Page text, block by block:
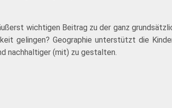
wichtigen Beitrag zu der ganz
gelingen? Geographie unterstützt die
nachhaltiger (mit) zu gestalten.